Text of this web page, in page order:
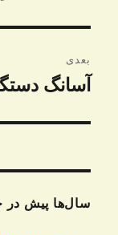
بعدی
نوشته
آسانگ
سال‌ها پیش در